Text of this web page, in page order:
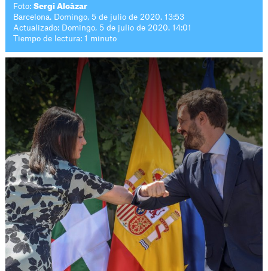
Foto:Sergi Alcàzar
Barcelona. Domingo, 5 de julio de 2020. 13:53
Actualizado: Domingo, 5 de julio de 2020. 14:01
Tiempo de lectura: 1 minuto